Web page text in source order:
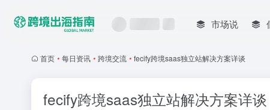
市场说
首页 • 每日资讯 • 跨境交流 • fecify跨境saas独立站解决方案详谈
fecify跨境saas独立站解决方案详谈